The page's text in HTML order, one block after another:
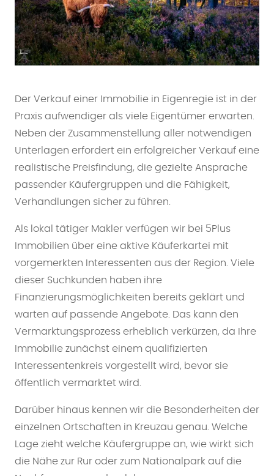
Der Verkauf einer Immobilie in Eigenregie ist in der
Praxis aufwendiger als viele Eigentümer erwarten.
Neben der Zusammenstellung aller notwendigen
Unterlagen erfordert ein erfolgreicher Verkauf eine
realistische Preisfindung, die gezielte Ansprache
passender Käufergruppen und die Fähigkeit,
Verhandlungen sicher zu führen.
Als lokal tätiger Makler verfügen wir bei 5Plus
Immobilien über eine aktive Käuferkartei mit
vorgemerkten Interessenten aus der Region. Viele
dieser Suchkunden haben ihre
Finanzierungsmöglichkeiten bereits geklärt und
warten auf passende Angebote. Das kann den
Vermarktungsprozess erheblich verkürzen, da Ihre
Immobilie zunächst einem qualifizierten
Interessentenkreis vorgestellt wird, bevor sie
öffentlich vermarktet wird.
Darüber hinaus kennen wir die Besonderheiten der
einzelnen Ortschaften in Kreuzau genau. Welche
Lage zieht welche Käufergruppe an, wie wirkt sich
die Nähe zur Rur oder zum Nationalpark auf die